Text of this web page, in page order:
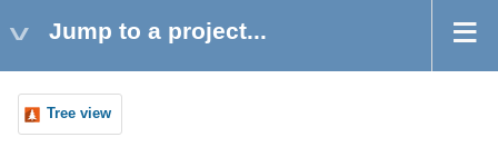
Jump to a project...
Tree view